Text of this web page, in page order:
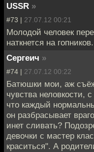
USSR »
#73 | 27.07.12 00:21
Молодой человек
наткнется на гопников.
Сергеич »
#74 | 27.07.12 00:22
Батюшки мои, аж
чувства неловкости,
что каждый
он разбрасывает
инет сливать?
девочки с мастер
краситься". А